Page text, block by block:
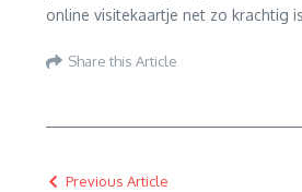
online visitekaartje net zo krachtig
Share this Article
Previous Article